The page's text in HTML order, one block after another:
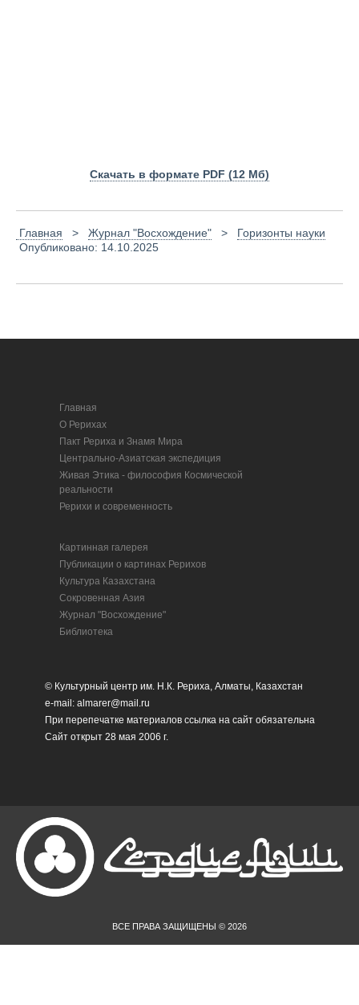
Скачать в формате PDF (12 Мб)
Главная > Журнал "Восхождение" > Горизонты науки
Опубликовано: 14.10.2025
Главная
О Рерихах
Пакт Рериха и Знамя Мира
Центрально-Азиатская экспедиция
Живая Этика - философия Космической
реальности
Рерихи и современность
Картинная галерея
Публикации о картинах Рерихов
Культура Казахстана
Сокровенная Азия
Журнал "Восхождение"
Библиотека
© Культурный центр им. Н.К. Рериха, Алматы, Казахстан
e-mail: almarer@mail.ru
При перепечатке материалов ссылка на сайт обязательна
Сайт открыт 28 мая 2006 г.
ВСЕ ПРАВА ЗАЩИЩЕНЫ © 2026